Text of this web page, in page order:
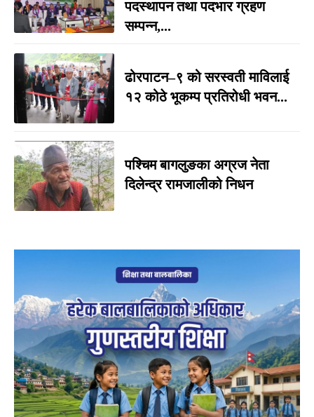
पदस्थापन तथा पदभार ग्रहण
सम्पन्न,...
ढोरपाटन–९ को सरस्वती माविलाई
१२ कोठे भूकम्प प्रतिरोधी भवन...
पश्चिम बागलुङका अग्रज नेता
दिलेन्द्र रामजालीको निधन